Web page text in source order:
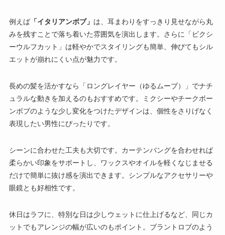
例えば「イタリアンボブ」 は、耳まわりをすっきり見せながら丸
みを残すことで落ち着いた雰囲気を演出します。さらに「ビクシ
ーウルフカット」は軽やかでスタイリングも簡単、伸びてもシル
エットが崩れにくい点が魅力です。
長めの髪を活かすなら「ロングレイヤー（ゆるムーブ）」でナチ
ュラルな動きを加えるのもおすすめです。ミクシーやチークボー
ンボブのような少し変化をつけたデザインは、個性をさりげなく
表現したい男性にぴったりです。
シーンに合わせた工夫も大切です。カーテンバングを合わせれば
柔らかい印象をサポートし、ワックスやオイルを軽くなじませる
だけで簡単に抜け感を演出できます。シンプルなアクセサリーや
眼鏡とも好相性です。
休日はラフに、特別な日は少しウェットに仕上げるなど、同じカ
ットでもアレンジの幅が広いのもポイント。ブラントロブのよう